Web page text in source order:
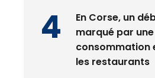
En Corse, un
marqué par une
consommation
les restaurants